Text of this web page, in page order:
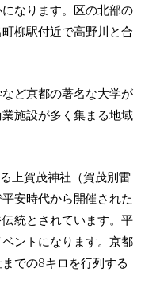
なります。区の北部の
柳駅付近で高野川と合
ど京都の著名な大学が
施設が多く集まる地域
上賀茂神社（賀茂別雷
安時代から開催された
統とされています。平
ントになります。京都
での8キロを行列する